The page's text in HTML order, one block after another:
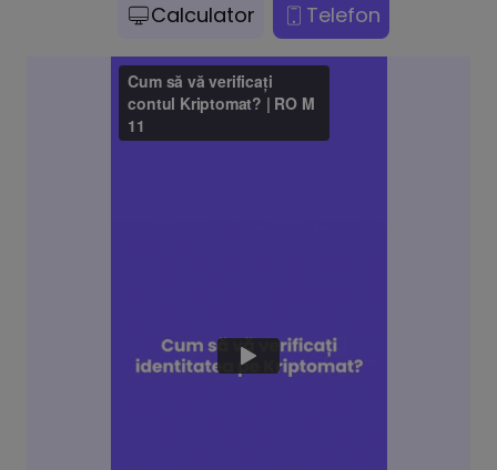
Calculator Telefon